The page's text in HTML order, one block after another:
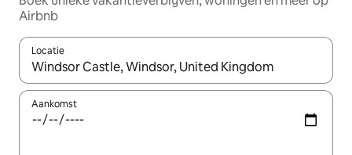
Airbnb
Locatie
Wanneer er suggesties beschikbaar zijn, maak je een keuze
Aankomst